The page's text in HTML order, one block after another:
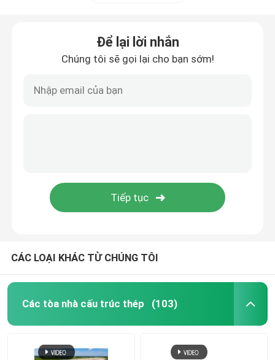
Để lại lời nhắn
Chúng tôi sẽ gọi lại cho bạn sớm!
CÁC LOẠI KHÁC TỪ CHÚNG TÔI
Các tòa nhà cấu trúc thép (103)